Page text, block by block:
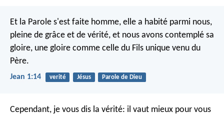
Et la Parole s'est faite homme, elle a habité parmi nous,
pleine de grâce et de vérité, et nous avons contemplé sa
gloire, une gloire comme celle du Fils unique venu du
Père.
Jean 1:14 verité Jésus Parole de Dieu
Cependant, je vous dis la vérité: il vaut mieux pour vous